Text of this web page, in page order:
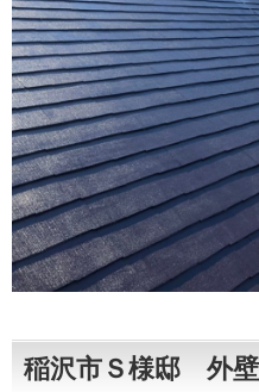
稲沢市Ｓ様邸 外